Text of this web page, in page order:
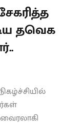
தவெக